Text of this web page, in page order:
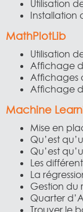
Utilisation
Installation
MathPlotLib
Utilisation
Affichage
Affichages
Affichage
Machine
Mise en
Qu’est
Qu’est
Les
La
Gestion du
Quarter
Trouver le